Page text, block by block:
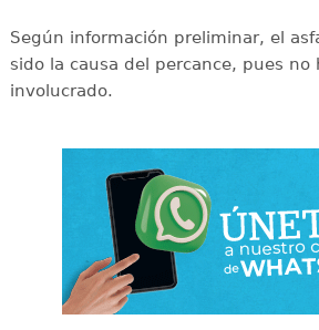
Según información preliminar, el
sido la causa del percance, pues no
involucrado.